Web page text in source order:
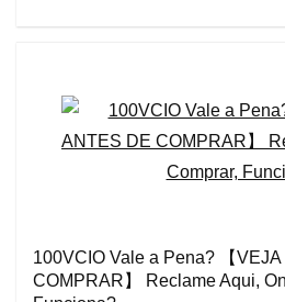
100VCIO Vale a Pena? 【
COMPRAR】 Reclame Aqui,